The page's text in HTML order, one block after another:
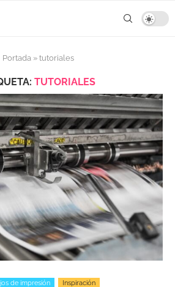
Portada» tutoriales
TUTORIALES
de impresión Inspiración